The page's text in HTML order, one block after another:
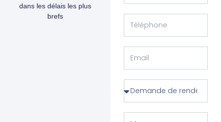
dans les délais les plus
brefs